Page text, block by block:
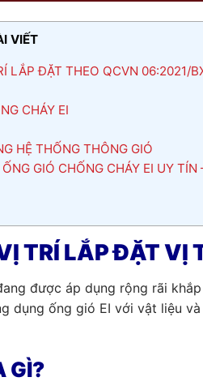
VIẾT
LẮP ĐẶT THEO QCVN 06:2021/
CHÁY EI
HỆ THỐNG THÔNG GIÓ
GIÓ CHỐNG CHÁY EI UY TÍN
TRÍ LẮP ĐẶT
được áp dụng rộng rãi
dụng ống gió EI với vật liệu
GÌ?